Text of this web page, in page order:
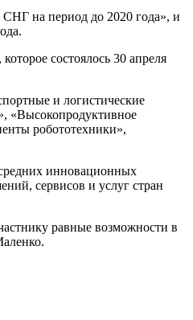
СНГ на период до 2020 года», и
состоялось 30 апреля
и логистические
«Высокопродуктивное
робототехники»,
инновационных
сервисов и услуг стран
равные возможности в